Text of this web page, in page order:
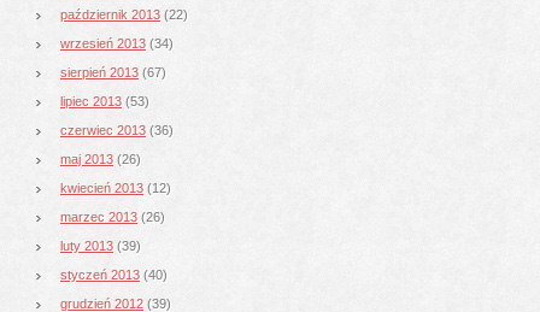
październik 2013 (22)
wrzesień 2013 (34)
sierpień 2013 (67)
lipiec 2013 (53)
czerwiec 2013 (36)
maj 2013 (26)
kwiecień 2013 (12)
marzec 2013 (26)
luty 2013 (39)
styczeń 2013 (40)
grudzień 2012 (39)